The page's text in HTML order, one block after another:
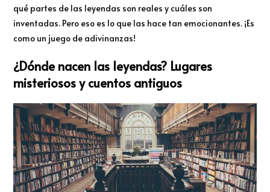
qué partes de las leyendas son reales y cuáles son
inventadas. Pero eso es lo que las hace tan emocionantes. ¡Es
como un juego de adivinanzas!
¿Dónde nacen las leyendas? Lugares
misteriosos y cuentos antiguos